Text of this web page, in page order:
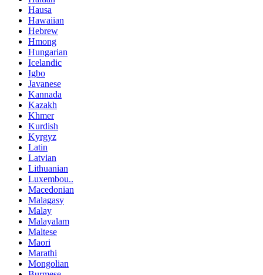
Hausa
Hawaiian
Hebrew
Hmong
Hungarian
Icelandic
Igbo
Javanese
Kannada
Kazakh
Khmer
Kurdish
Kyrgyz
Latin
Latvian
Lithuanian
Luxembou..
Macedonian
Malagasy
Malay
Malayalam
Maltese
Maori
Marathi
Mongolian